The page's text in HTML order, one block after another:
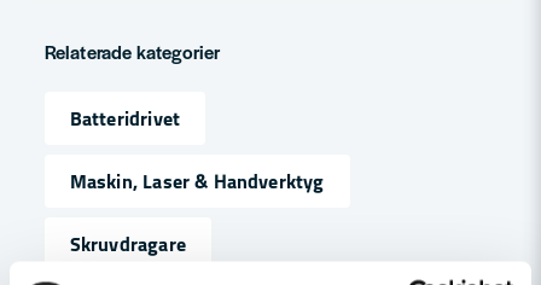
Fråga oss något om denna produkten...
Namn
email
Relaterade kategorier
Batteridrivet
Maskin, Laser & Handverktyg
Skruvdragare